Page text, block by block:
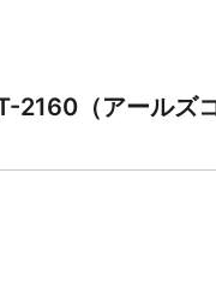
2160（アールズ